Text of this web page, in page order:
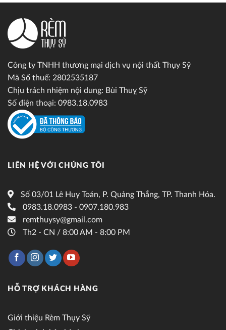
Công ty TNHH thương mại dịch vụ nội thất Thụy Sỹ
Mã Số thuế: 2802535187
Chịu trách nhiệm nội dung: Bùi Thuỵ Sỹ
Số điện thoại: 0983.18.0983
LIÊN HỆ VỚI CHÚNG TÔI
Số 03/01 Lê Huy Toán, P. Quảng Thắng, TP. Thanh Hóa.
0983.18.0983 - 0907.180.983
remthuysy@gmail.com
Th2 - CN / 8:00 AM - 8:00 PM
HỖ TRỢ KHÁCH HÀNG
Giới thiệu Rèm Thụy Sỹ